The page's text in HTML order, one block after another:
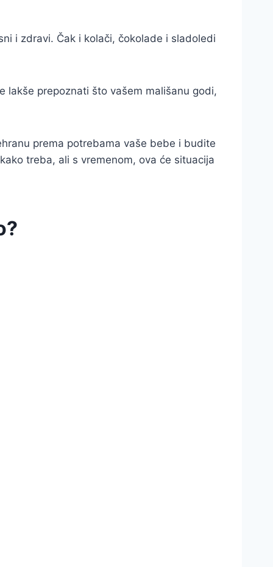
i zdravi. Čak i kolači, čokolade i sladoledi
lakše prepoznati što vašem mališanu godi,
prema potrebama vaše bebe i budite
treba, ali s vremenom, ova će situacija